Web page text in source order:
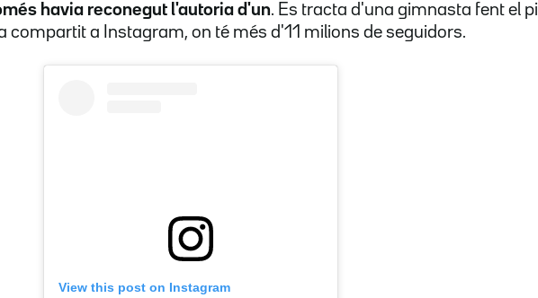
havia reconegut l'autoria d'un. Es tracta d'una gimnasta fent el pi
compartit a Instagram, on té més d'11 milions de seguidors.
View this post on Instagram